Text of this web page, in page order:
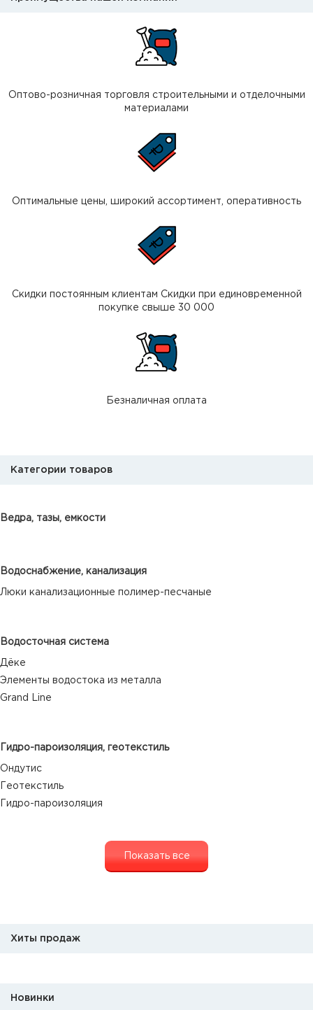
Оптово-розничная торговля строительными и отделочными
материалами
Оптимальные цены, широкий ассортимент, оперативность
Скидки постоянным клиентам Скидки при единовременной
покупке свыше 30 000
Безналичная оплата
Категории товаров
Ведра, тазы, емкости
Водоснабжение, канализация
Люки канализационные полимер-песчаные
Водосточная система
Дёке
Элементы водостока из металла
Grand Line
Гидро-пароизоляция, геотекстиль
Ондутис
Геотекстиль
Гидро-пароизоляция
Показать все
Хиты продаж
Новинки